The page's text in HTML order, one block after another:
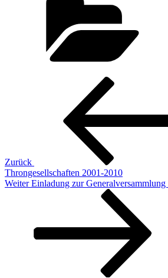
Beitragsnavigation
Zurück
Throngesellschaften 2001-2010
Nächster
Weiter Einladung zur Generalversammlung